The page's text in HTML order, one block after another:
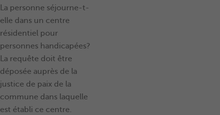
La personne séjourne-t-
elle dans un centre
résidentiel pour
personnes handicapées?
La requête doit être
déposée auprès de la
justice de paix de la
commune dans laquelle
est établi ce centre.